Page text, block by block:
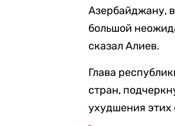
Азербайджану,
большой
сказал Алиев.
Глава
стран,
ухудшения